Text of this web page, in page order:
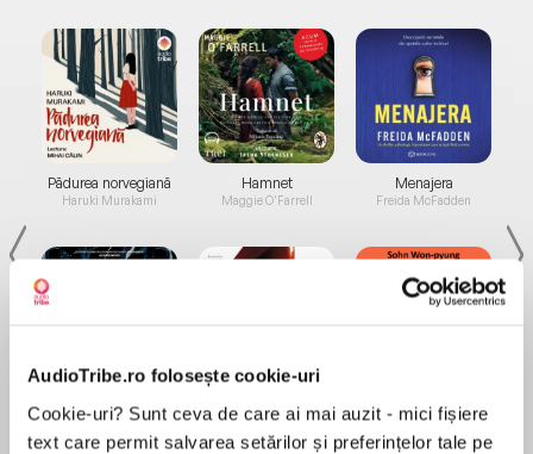
AudioTribe.ro folosește cookie-uri
Cookie-uri? Sunt ceva de care ai mai auzit - mici fișiere
text care permit salvarea setărilor și preferințelor tale pe
Pădurea norvegiană
Haruki Murakami
de...
Dani Francis
Hamnet
Maggie O'Farrell
la...
Lauren Weisberger
Menajera
Freida McFadden
Sohn Won-pyung